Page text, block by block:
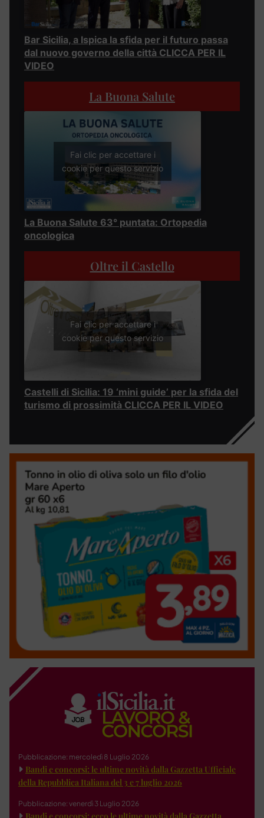
Bar Sicilia, a Ispica la sfida per il futuro passa
dal nuovo governo della città CLICCA PER IL
VIDEO
La Buona Salute
Fai clic per accettare i
cookie per questo servizio
La Buona Salute 63° puntata: Ortopedia
oncologica
Oltre il Castello
Fai clic per accettare i
cookie per questo servizio
Castelli di Sicilia: 19 ‘mini guide’ per la sfida del
turismo di prossimità CLICCA PER IL VIDEO
Pubblicazione: mercoledì 8 Luglio 2026
Bandi e concorsi: le ultime novità dalla Gazzetta Ufficiale
della Repubblica Italiana del 3 e 7 luglio 2026
Pubblicazione: venerdì 3 Luglio 2026
Bandi e concorsi: ecco le ultime novità dalla Gazzetta